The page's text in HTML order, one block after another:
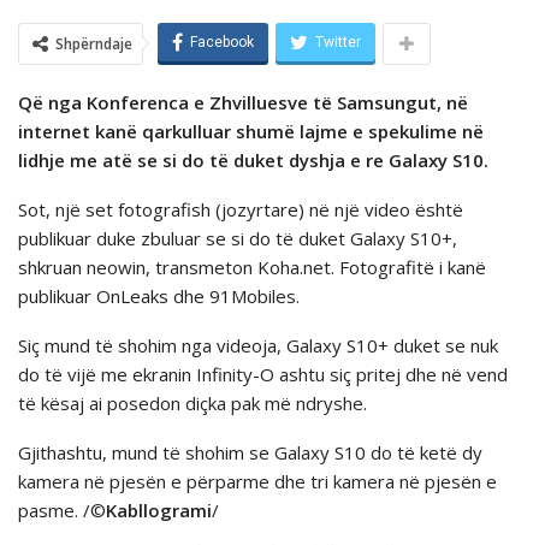
Shpërndaje Facebook Twitter
Që nga Konferenca e Zhvilluesve tё Samsungut, në
internet kanë qarkulluar shumë lajme e spekulime në
lidhje me atë se si do të duket dyshja e re Galaxy S10.
Sot, një set fotografish (jozyrtare) në një video është
publikuar duke zbuluar se si do të duket Galaxy S10+,
shkruan neowin, transmeton Koha.net. Fotografitë i kanë
publikuar OnLeaks dhe 91Mobiles.
Siç mund të shohim nga videoja, Galaxy S10+ duket se nuk
do të vijë me ekranin Infinity-O ashtu siç pritej dhe në vend
të kësaj ai posedon diçka pak më ndryshe.
Gjithashtu, mund të shohim se Galaxy S10 do të ketë dy
kamera në pjesën e përparme dhe tri kamera në pjesën e
pasme. /©Kabllogrami/